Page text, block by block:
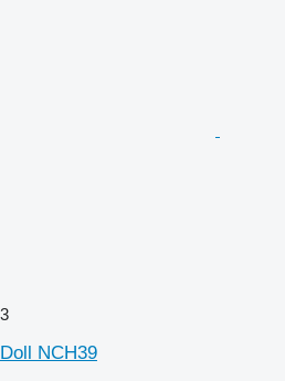
3
Doll NCH39